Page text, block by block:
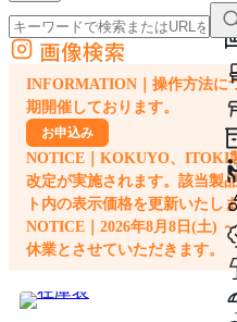
外部サイトの商品をカートに追加
他のサイトで見つけた商品ページのURLを貼り
画像検索
INFORMATION｜操作方法に
期開催しております。
お申込み
NOTICE｜KOKUYO、ITOKI
改定が実施されます。該当製
ト内の表示価格を更新いたし
NOTICE｜2026年8月8日(土)
休業とさせていただきます。